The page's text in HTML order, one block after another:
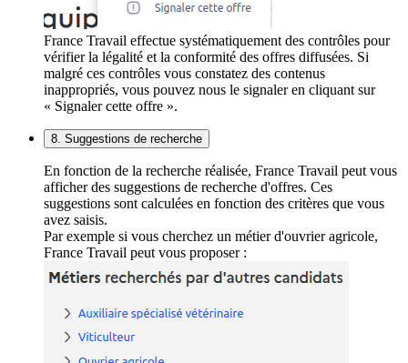
France Travail effectue systématiquement des contrôles pour
vérifier la légalité et la conformité des offres diffusées. Si
malgré ces contrôles vous constatez des contenus
inappropriés, vous pouvez nous le signaler en cliquant sur
« Signaler cette offre ».
8. Suggestions de recherche
En fonction de la recherche réalisée, France Travail peut vous
afficher des suggestions de recherche d'offres. Ces
suggestions sont calculées en fonction des critères que vous
avez saisis.
Par exemple si vous cherchez un métier d'ouvrier agricole,
France Travail peut vous proposer :